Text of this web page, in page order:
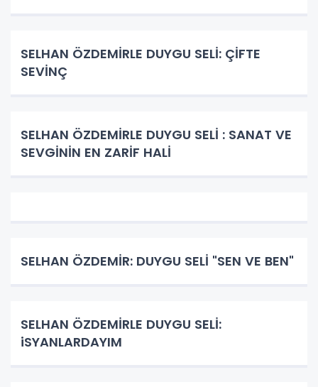
SELHAN ÖZDEMİRLE DUYGU SELİ: ÇİFTE
SEVİNÇ
SELHAN ÖZDEMİRLE DUYGU SELİ : SANAT VE
SEVGİNİN EN ZARİF HALİ
SELHAN ÖZDEMİR: DUYGU SELİ "SEN VE BEN"
SELHAN ÖZDEMİRLE DUYGU SELİ:
iSYANLARDAYIM